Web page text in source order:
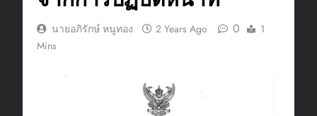
นายอภิรักษ์ หนูทอง 2 Years Ago 0
1
Mins